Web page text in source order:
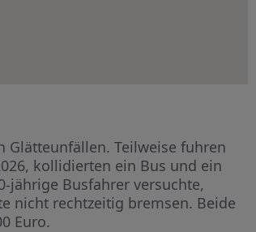
Glätteunfällen. Teilweise fuhren
kollidierten ein Bus und ein
jährige Busfahrer versuchte,
nicht rechtzeitig bremsen. Beide
Euro.